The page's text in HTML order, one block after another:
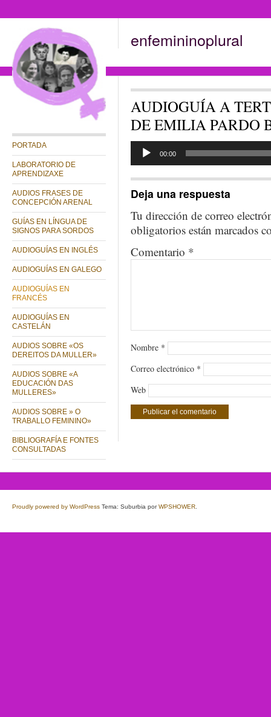
enfemininoplural
PORTADA
LABORATORIO DE
APRENDIZAXE
AUDIOS FRASES DE
CONCEPCIÓN ARENAL
GUÍAS EN LÍNGUA DE
SIGNOS PARA SORDOS
AUDIOGUÍAS EN INGLÉS
AUDIOGUÍAS EN GALEGO
AUDIOGUÍAS EN
FRANCÉS
AUDIOGUÍAS EN
CASTELÁN
AUDIOS SOBRE «OS
DEREITOS DA MULLER»
AUDIOS SOBRE «A
EDUCACIÓN DAS
MULLERES»
AUDIOS SOBRE » O
TRABALLO FEMININO»
BIBLIOGRAFÍA E FONTES
CONSULTADAS
AUDIOGUÍA A
DE EMILIA PARDO
00:00
Deja una respuesta
Tu dirección de correo
obligatorios están marcados
Comentario *
Nombre *
Correo electrónico *
Web
Proudly powered by WordPress Tema: Suburbia porWPSHOWER